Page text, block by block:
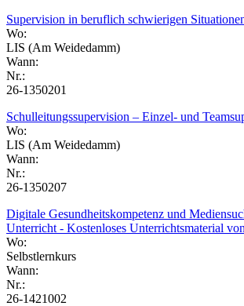
Supervision in beruflich schwierigen
Wo:
LIS (Am Weidedamm)
Wann:
Nr.:
26-1350201
Schulleitungssupervision – Einzel- und
Wo:
LIS (Am Weidedamm)
Wann:
Nr.:
26-1350207
Digitale Gesundheitskompetenz und
Unterricht - Kostenloses Unterrichtsmaterial
Wo:
Selbstlernkurs
Wann:
Nr.:
26-1421002